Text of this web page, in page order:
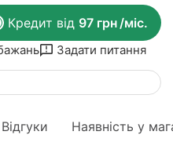
Кредит від 97грн/міс.
Задати питання
Відгуки Наявність у